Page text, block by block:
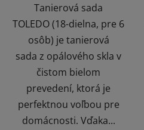
Tanierová sada
TOLEDO (18-dielna, pre 6
osôb) je tanierová
sada z opálového skla v
čistom bielom
prevedení, ktorá je
perfektnou voľbou pre
domácnosti. Vďaka...